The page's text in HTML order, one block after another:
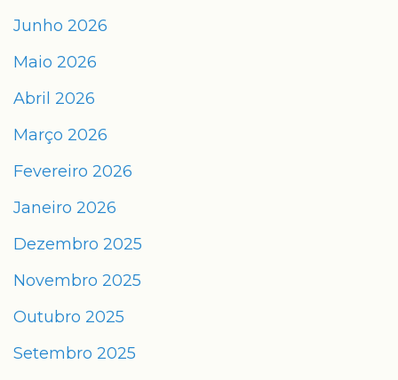
Junho 2026
Maio 2026
Abril 2026
Março 2026
Fevereiro 2026
Janeiro 2026
Dezembro 2025
Novembro 2025
Outubro 2025
Setembro 2025